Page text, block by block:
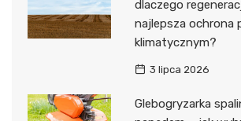
dlaczego
najlepsza ochrona
klimatycznym?
3 lipca 2026
Glebogryzarka